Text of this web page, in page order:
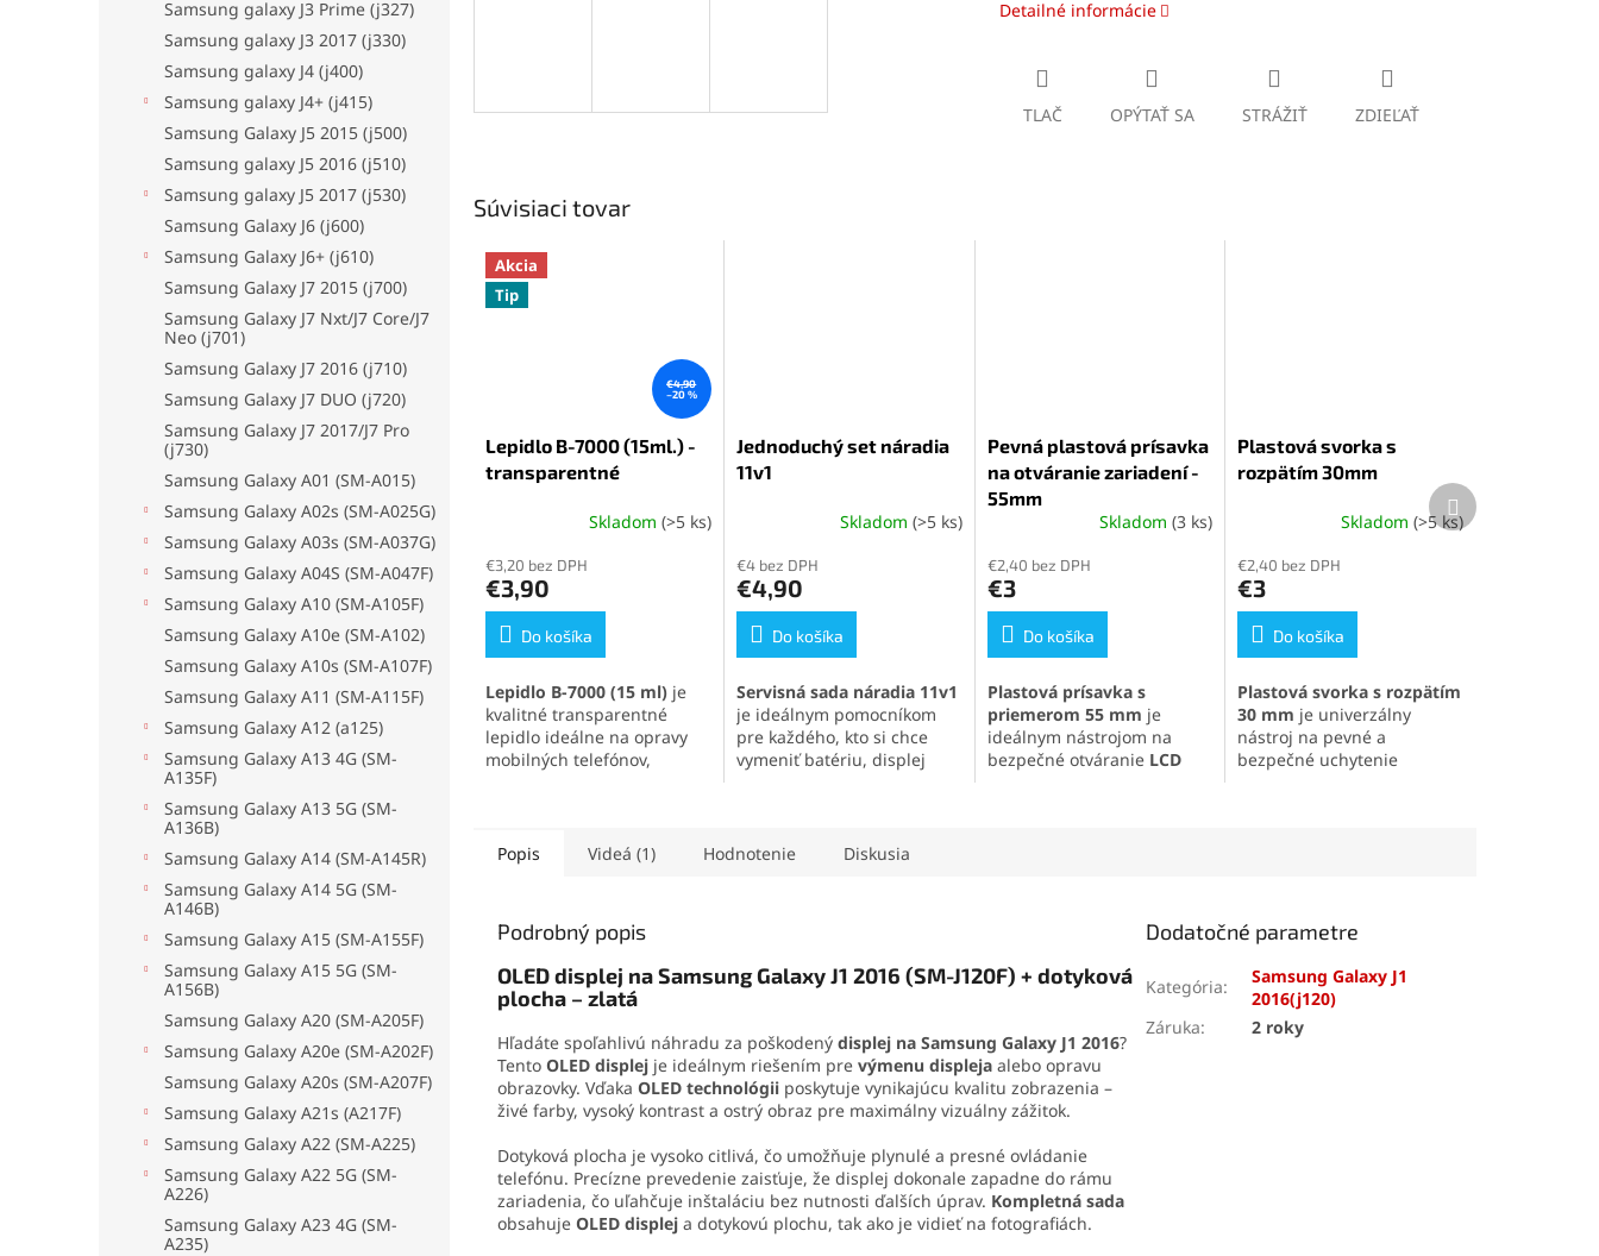
Samsung galaxy J3 Prime (j327)
Samsung galaxy J3 2017 (j330)
Samsung galaxy J4 (j400)
Samsung galaxy J4+ (j415)
Samsung Galaxy J5 2015 (j500)
Samsung galaxy J5 2016 (j510)
Samsung galaxy J5 2017 (j530)
Samsung Galaxy J6 (j600)
Samsung Galaxy J6+ (j610)
Samsung Galaxy J7 2015 (j700)
Samsung Galaxy J7 Nxt/J7 Core/J7
Neo (j701)
Samsung Galaxy J7 2016 (j710)
Samsung Galaxy J7 DUO (j720)
Samsung Galaxy J7 2017/J7 Pro
(j730)
Samsung Galaxy A01 (SM-A015)
Samsung Galaxy A02s (SM-A025G)
Samsung Galaxy A03s (SM-A037G)
Samsung Galaxy A04S (SM-A047F)
Samsung Galaxy A10 (SM-A105F)
Samsung Galaxy A10e (SM-A102)
Samsung Galaxy A10s (SM-A107F)
Samsung Galaxy A11 (SM-A115F)
Samsung Galaxy A12 (a125)
Samsung Galaxy A13 4G (SM-
A135F)
Samsung Galaxy A13 5G (SM-
A136B)
Samsung Galaxy A14 (SM-A145R)
Samsung Galaxy A14 5G (SM-
A146B)
Samsung Galaxy A15 (SM-A155F)
Samsung Galaxy A15 5G (SM-
A156B)
Samsung Galaxy A20 (SM-A205F)
Samsung Galaxy A20e (SM-A202F)
Samsung Galaxy A20s (SM-A207F)
Samsung Galaxy A21s (A217F)
Samsung Galaxy A22 (SM-A225)
Samsung Galaxy A22 5G (SM-
A226)
Samsung Galaxy A23 4G (SM-
A235)
Detailné informácie
TLAČ OPÝTAŤ SA STRÁŽIŤ ZDIEĽAŤ
Súvisiaci tovar
Akcia
Tip
€4,90
–20 %
Lepidlo B-7000 (15ml.) -
transparentné
produktu
je
5,0
5
hviezdičiek.
Skladom (>5 ks)
€3,20 bez DPH
€3,90
Do košíka
Lepidlo B-7000 (15 ml) je
kvalitné transparentné
lepidlo ideálne na opravy
mobilných telefónov,
odoláva otrasom, vode aj
drobné súčiastky.
Jednoduchý set náradia
11v1
produktu
je
5,0
5
hviezdičiek.
Skladom (>5 ks)
€4 bez DPH
€4,90
Do košíka
Servisná sada náradia 11v1
je ideálnym pomocníkom
pre každého, kto si chce
vymeniť batériu, displej
otváracie nástroje, prísavku
Pevná plastová prísavka
na otváranie zariadení -
55mm
produktu
je
5,0
5
hviezdičiek.
Skladom(3 ks)
€2,40 bez DPH
€3
Do košíka
Plastová prísavka s
priemerom 55 mm je
ideálnym nástrojom na
bezpečné otváranie LCD
jednoduchú manipuláciu.
Plastová svorka s
rozpätím 30mm
produktu
je
5,0
5
hviezdičiek.
Skladom(>5 ks)
€2,40 bez DPH
€3
Do košíka
Plastová svorka s rozpätím
30 mm je univerzálny
nástroj na pevné a
bezpečné uchytenie
rukoväť zaisťujú pohodlné a
Ďalší
produkt
Popis Videá (1) Hodnotenie Diskusia
Podrobný popis
OLED displej na Samsung Galaxy J1 2016 (SM-J120F) + dotyková
plocha – zlatá
Hľadáte spoľahlivú náhradu za poškodený displej na Samsung Galaxy J1 2016?
Tento OLED displej je ideálnym riešením pre výmenu displeja alebo opravu
obrazovky. Vďaka OLED technológii poskytuje vynikajúcu kvalitu zobrazenia –
živé farby, vysoký kontrast a ostrý obraz pre maximálny vizuálny zážitok.
Dotyková plocha je vysoko citlivá, čo umožňuje plynulé a presné ovládanie
telefónu. Precízne prevedenie zaisťuje, že displej dokonale zapadne do rámu
zariadenia, čo uľahčuje inštaláciu bez nutnosti ďalších úprav. Kompletná sada
obsahuje OLED displej a dotykovú plochu, tak ako je vidieť na fotografiách.
Dodatočné parametre
Kategória:
Samsung Galaxy J1
2016(j120)
Záruka: 2 roky